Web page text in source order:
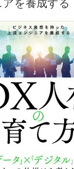
アを養成する